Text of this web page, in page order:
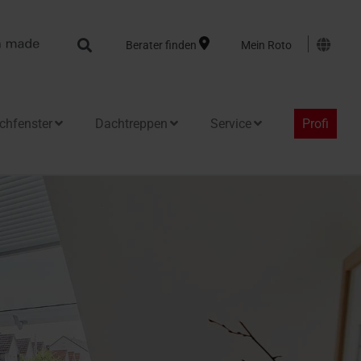
Berater finden Mein Roto
Search
Dachtreppen Service Profi